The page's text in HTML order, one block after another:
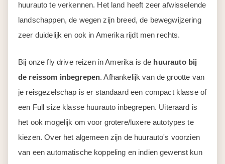
huurauto te verkennen. Het land heeft zeer afwisselende
landschappen, de wegen zijn breed, de bewegwijzering
zeer duidelijk en ook in Amerika rijdt men rechts.
Bij onze fly drive reizen in Amerika is de huurauto bij
de reissom inbegrepen. Afhankelijk van de grootte van
je reisgezelschap is er standaard een compact klasse of
een Full size klasse huurauto inbegrepen. Uiteraard is
het ook mogelijk om voor grotere/luxere autotypes te
kiezen. Over het algemeen zijn de huurauto's voorzien
van een automatische koppeling en indien gewenst kun